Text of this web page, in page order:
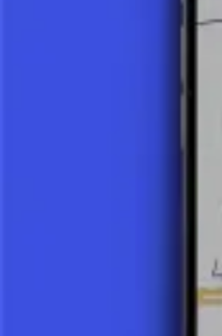
Prenez une photo de votre devoir et
Exemple de Calcul avec les Fonctions